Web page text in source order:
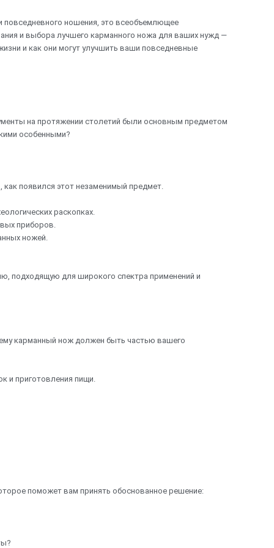
повседневного ношения, это всеобъемлющее
и выбора лучшего карманного ножа для ваших нужд —
и как они могут улучшить ваши повседневные
на протяжении столетий были основным предметом
особенными?
появился этот незаменимый предмет.
раскопках.
приборов.
ножей.
подходящую для широкого спектра применений и
карманный нож должен быть частью вашего
и приготовления пищи.
поможет вам принять обоснованное решение: